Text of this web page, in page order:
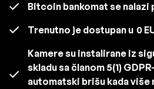
Bitcoin bankomat se
Trenutno je dostupan u 0
Kamere su instalirane iz
skladu sa članom 5(1)
automatski brišu kada više